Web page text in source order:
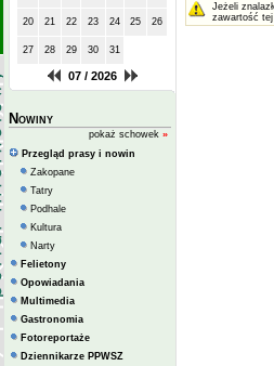
20 21 22 23 24 25 26
27 28 29 30 31
07 / 2026
Nowiny
pokaż schowek »
Przegląd prasy i nowin
Zakopane
Tatry
Podhale
Kultura
Narty
Felietony
Opowiadania
Multimedia
Gastronomia
Fotoreportaże
Dziennikarze PPWSZ
Jeżeli
zawartość